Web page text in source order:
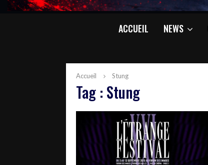
ACCUEIL NEWS
Accueil Stung
Tag : Stung